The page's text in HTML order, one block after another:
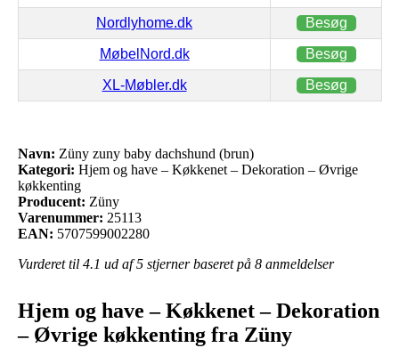
Nordlyhome.dk Besøg
MøbelNord.dk Besøg
XL-Møbler.dk Besøg
Navn: Züny zuny baby dachshund (brun)
Kategori: Hjem og have – Køkkenet – Dekoration – Øvrige
køkkenting
Producent: Züny
Varenummer: 25113
EAN: 5707599002280
Vurderet til 4.1 ud af 5 stjerner baseret på 8 anmeldelser
Hjem og have – Køkkenet – Dekoration
– Øvrige køkkenting fra Züny